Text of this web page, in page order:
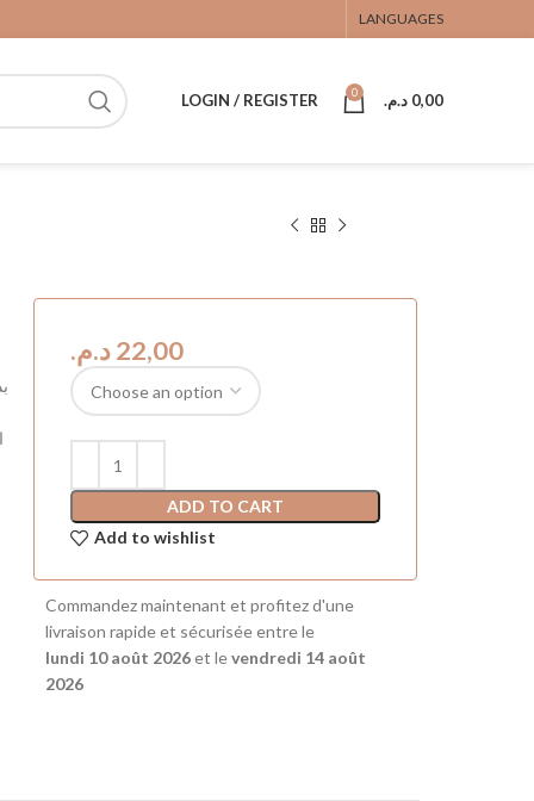
LANGUAGES
LOGIN / REGISTER 0 0,00 د.م.
د.م.
ADD TO CART
Add to wishlist
Commandez maintenant et profitez d'une
livraison rapide et sécurisée entre le
lundi 10 août 2026et levendredi 14 août
2026